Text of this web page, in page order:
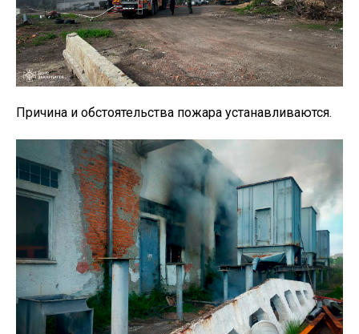
Причина и обстоятельства пожара устанавливаются.